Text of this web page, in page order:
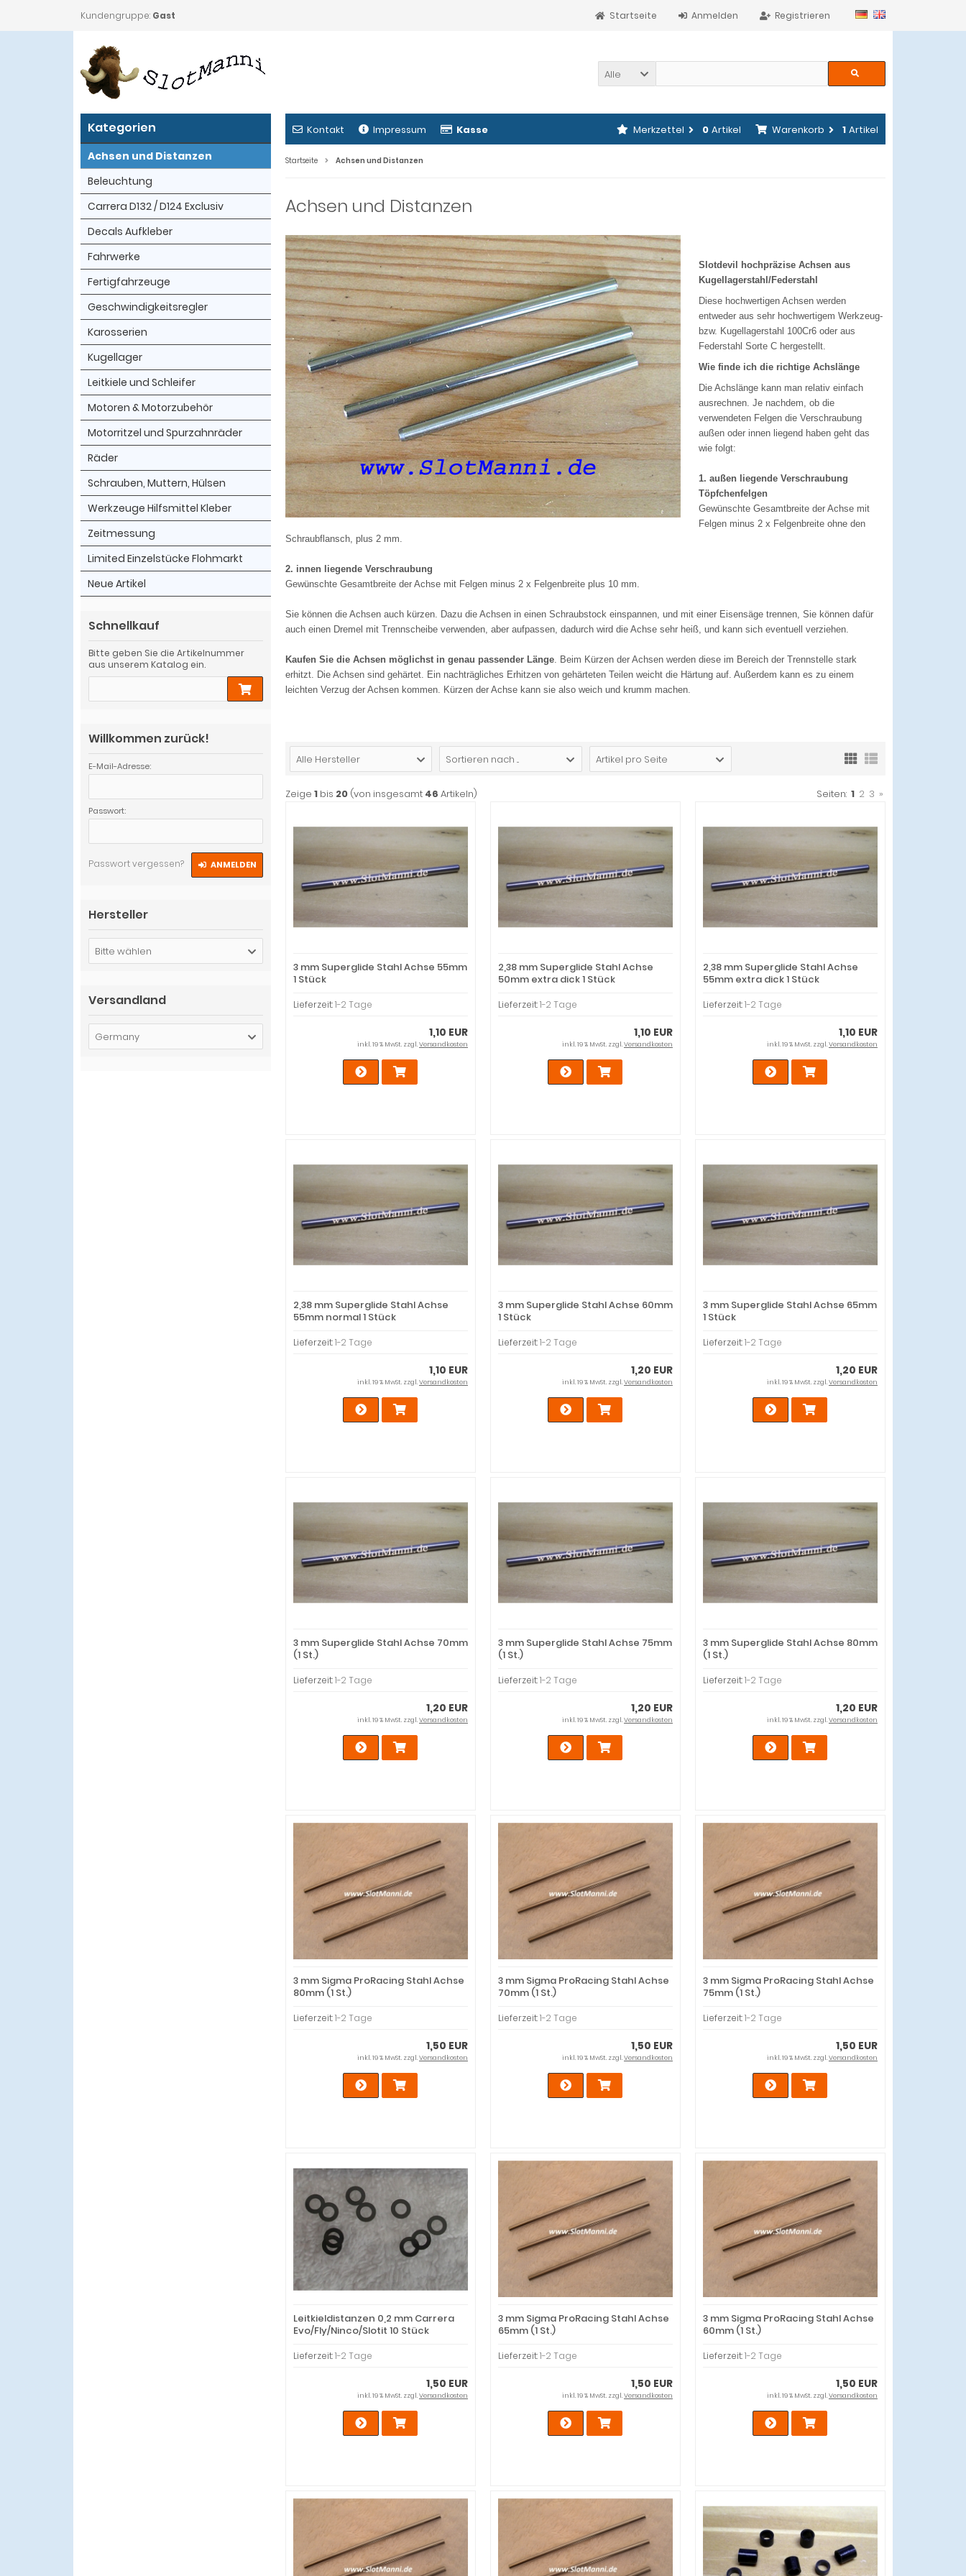
Kundengruppe: Gast Registrieren
Anmelden
Startseite
Alle
Kontakt Impressum Kasse Warenkorb 1 Artikel
Merkzettel 0 Artikel
Startseite Achsen und Distanzen
Achsen und Distanzen
Slotdevil hochpräzise Achsen aus
Kugellagerstahl/Federstahl
Diese hochwertigen Achsen werden
entweder aus sehr hochwertigem Werkzeug-
bzw. Kugellagerstahl 100Cr6 oder aus
Federstahl Sorte C hergestellt.
Wie finde ich die richtige Achslänge
Die Achslänge kann man relativ einfach
ausrechnen. Je nachdem, ob die
verwendeten Felgen die Verschraubung
außen oder innen liegend haben geht das
wie folgt:
1. außen liegende Verschraubung
Töpfchenfelgen
Gewünschte Gesamtbreite der Achse mit
Felgen minus 2 x Felgenbreite ohne den
Schraubflansch, plus 2 mm.
2. innen liegende Verschraubung
Gewünschte Gesamtbreite der Achse mit Felgen minus 2 x Felgenbreite plus 10 mm.
Sie können die Achsen auch kürzen. Dazu die Achsen in einen Schraubstock einspannen, und mit einer Eisensäge trennen, Sie können dafür
auch einen Dremel mit Trennscheibe verwenden, aber aufpassen, dadurch wird die Achse sehr heiß, und kann sich eventuell verziehen.
Kaufen Sie die Achsen möglichst in genau passender Länge. Beim Kürzen der Achsen werden diese im Bereich der Trennstelle stark
erhitzt. Die Achsen sind gehärtet. Ein nachträgliches Erhitzen von gehärteten Teilen weicht die Härtung auf. Außerdem kann es zu einem
leichten Verzug der Achsen kommen. Kürzen der Achse kann sie also weich und krumm machen.
Alle Hersteller Sortieren nach ... Artikel pro Seite
Zeige 1 bis 20 (von insgesamt 46 Artikeln) Seiten: 1 2 3 »
3 mm Superglide Stahl Achse 55mm
1 Stück
Lieferzeit:1-2 Tage
1,10 EUR
inkl. 19 % MwSt. zzgl.Versandkosten
2,38 mm Superglide Stahl Achse
50mm extra dick 1 Stück
Lieferzeit:1-2 Tage
1,10 EUR
inkl. 19 % MwSt. zzgl.Versandkosten
2,38 mm Superglide Stahl Achse
55mm extra dick 1 Stück
Lieferzeit:1-2 Tage
1,10 EUR
inkl. 19 % MwSt. zzgl.Versandkosten
2,38 mm Superglide Stahl Achse
55mm normal 1 Stück
Lieferzeit:1-2 Tage
1,10 EUR
inkl. 19 % MwSt. zzgl.Versandkosten
3 mm Superglide Stahl Achse 60mm
1 Stück
Lieferzeit:1-2 Tage
1,20 EUR
inkl. 19 % MwSt. zzgl.Versandkosten
3 mm Superglide Stahl Achse 65mm
1 Stück
Lieferzeit:1-2 Tage
1,20 EUR
inkl. 19 % MwSt. zzgl.Versandkosten
3 mm Superglide Stahl Achse 70mm
(1 St.)
Lieferzeit:1-2 Tage
1,20 EUR
inkl. 19 % MwSt. zzgl.Versandkosten
3 mm Superglide Stahl Achse 75mm
(1 St.)
Lieferzeit:1-2 Tage
1,20 EUR
inkl. 19 % MwSt. zzgl.Versandkosten
3 mm Superglide Stahl Achse 80mm
(1 St.)
Lieferzeit:1-2 Tage
1,20 EUR
inkl. 19 % MwSt. zzgl.Versandkosten
3 mm Sigma ProRacing Stahl Achse
80mm (1 St.)
Lieferzeit:1-2 Tage
1,50 EUR
inkl. 19 % MwSt. zzgl.Versandkosten
3 mm Sigma ProRacing Stahl Achse
70mm (1 St.)
Lieferzeit:1-2 Tage
1,50 EUR
inkl. 19 % MwSt. zzgl.Versandkosten
3 mm Sigma ProRacing Stahl Achse
75mm (1 St.)
Lieferzeit:1-2 Tage
1,50 EUR
inkl. 19 % MwSt. zzgl.Versandkosten
Leitkieldistanzen 0,2 mm Carrera
Evo/Fly/Ninco/Slotit 10 Stück
Lieferzeit:1-2 Tage
1,50 EUR
inkl. 19 % MwSt. zzgl.Versandkosten
3 mm Sigma ProRacing Stahl Achse
65mm (1 St.)
Lieferzeit:1-2 Tage
1,50 EUR
inkl. 19 % MwSt. zzgl.Versandkosten
3 mm Sigma ProRacing Stahl Achse
60mm (1 St.)
Lieferzeit:1-2 Tage
1,50 EUR
inkl. 19 % MwSt. zzgl.Versandkosten
Kategorien
Achsen und Distanzen
Beleuchtung
Carrera D132 / D124 Exclusiv
Decals Aufkleber
Fahrwerke
Fertigfahrzeuge
Geschwindigkeitsregler
Karosserien
Kugellager
Leitkiele und Schleifer
Motoren & Motorzubehör
Motorritzel und Spurzahnräder
Räder
Schrauben, Muttern, Hülsen
Werkzeuge Hilfsmittel Kleber
Zeitmessung
Limited Einzelstücke Flohmarkt
Neue Artikel
Schnellkauf
Bitte geben Sie die Artikelnummer
aus unserem Katalog ein.
Willkommen zurück!
E-Mail-Adresse:
Passwort:
Passwort vergessen? ANMELDEN
Hersteller
Bitte wählen
Versandland
Germany